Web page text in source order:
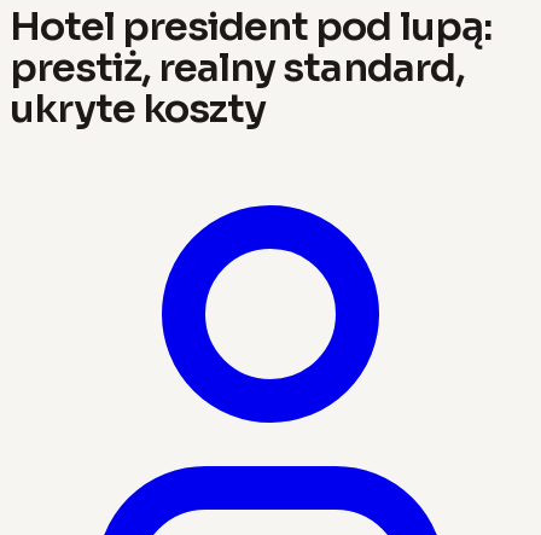
Hotel president pod lupą:
prestiż, realny standard,
ukryte koszty